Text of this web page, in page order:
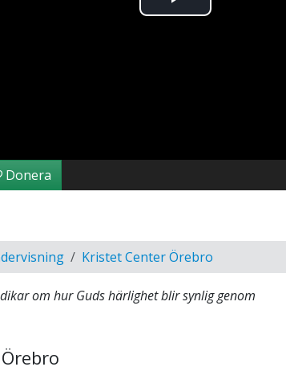
Spela
Donera
Kristet Center Örebro
om hur Guds härlighet blir synlig genom